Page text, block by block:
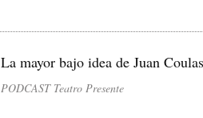
La mayor bajo idea de Juan
PODCAST Teatro Presente